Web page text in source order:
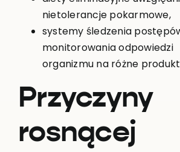
nietolerancje pokarmowe,
systemy śledzenia
monitorowania odpowiedzi
organizmu na różne
Przyczyny
rosnącej